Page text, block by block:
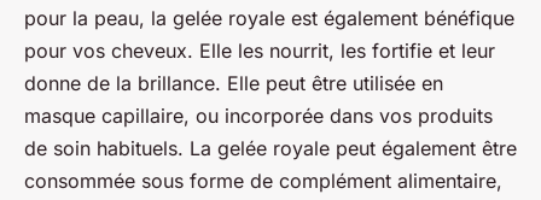
pour la peau, la gelée royale est également bénéfique
pour vos cheveux. Elle les nourrit, les fortifie et leur
donne de la brillance. Elle peut être utilisée en
masque capillaire, ou incorporée dans vos produits
de soin habituels. La gelée royale peut également être
consommée sous forme de complément alimentaire,